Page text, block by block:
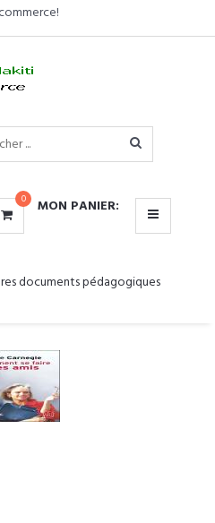
0 MON PANIER:
documents pédagogiques